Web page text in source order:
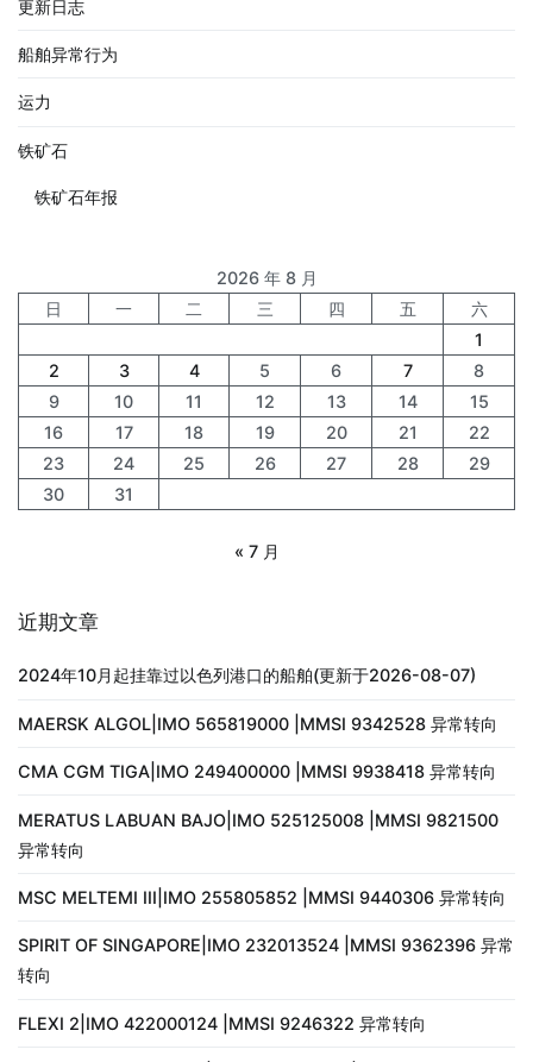
更新日志
船舶异常行为
运力
铁矿石
铁矿石年报
2026 年 8 月
日
一 二 三 四 五
六
1
2
3 4 5 6 7
8
9
10 11 12 13 14
15
16
17 18 19 20 21
22
23
24 25 26 27 28
29
30
31
« 7 月
近期文章
2024年10月起挂靠过以色列港口的船舶(更新于2026-08-07)
MAERSK ALGOL|IMO 565819000 |MMSI 9342528 异常转向
CMA CGM TIGA|IMO 249400000 |MMSI 9938418 异常转向
MERATUS LABUAN BAJO|IMO 525125008 |MMSI 9821500
异常转向
MSC MELTEMI III|IMO 255805852 |MMSI 9440306 异常转向
SPIRIT OF SINGAPORE|IMO 232013524 |MMSI 9362396 异常
转向
FLEXI 2|IMO 422000124 |MMSI 9246322 异常转向